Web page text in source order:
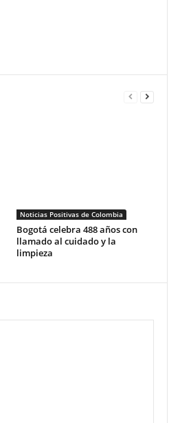
Noticias Positivas de Colombia
Bogotá celebra 488 años con
llamado al cuidado y la
limpieza